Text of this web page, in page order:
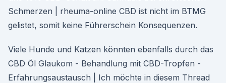
Schmerzen | rheuma-online CBD ist nicht im BTMG
gelistet, somit keine Führerschein Konsequenzen.
Viele Hunde und Katzen könnten ebenfalls durch das
CBD Öl Glaukom - Behandlung mit CBD-Tropfen -
Erfahrungsaustausch | Ich möchte in diesem Thread